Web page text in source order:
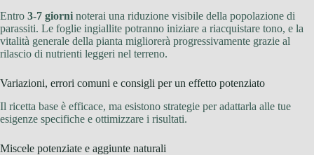
Entro 3-7 giorni noterai una riduzione visibile della popolazione di
parassiti. Le foglie ingiallite potranno iniziare a riacquistare tono, e la
vitalità generale della pianta migliorerà progressivamente grazie al
rilascio di nutrienti leggeri nel terreno.
Variazioni, errori comuni e consigli per un effetto potenziato
Il ricetta base è efficace, ma esistono strategie per adattarla alle tue
esigenze specifiche e ottimizzare i risultati.
Miscele potenziate e aggiunte naturali